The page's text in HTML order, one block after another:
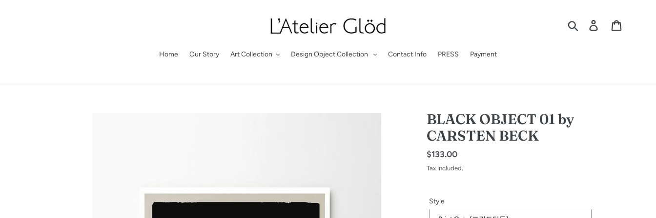
Search Log in
Home Our Story Art Collection Design Object Collection Contact Info PRESS Payment
BLACK OBJECT 01 by
CARSTEN BECK
Regular
price
$133.00
Tax included.
Style